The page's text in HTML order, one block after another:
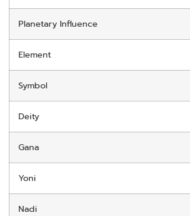
Planetary Influence
Element
Symbol
Deity
Gana
Yoni
Nadi